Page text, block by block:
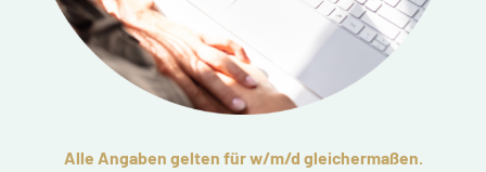
Alle Angaben gelten für w/m/d gleichermaßen.